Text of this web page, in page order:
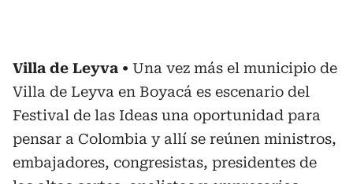
Villa de Leyva
Una vez más el municipio de
Villa de Leyva en Boyacá es escenario del
Festival de las Ideas una oportunidad para
pensar a Colombia y allí se reúnen ministros,
embajadores, congresistas, presidentes de